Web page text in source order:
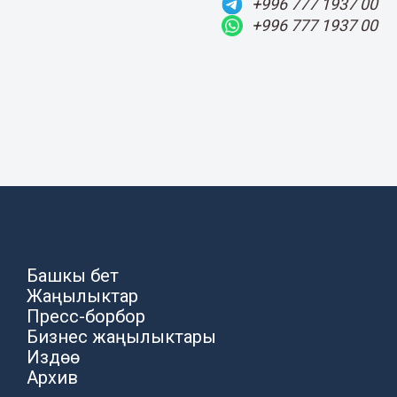
+996 777 1937 00
+996 777 1937 00
Башкы бет
Жаңылыктар
Пресс-борбор
Бизнес жаңылыктары
Издөө
Архив